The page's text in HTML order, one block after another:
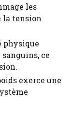
les
la tension
physique
ce
exerce une